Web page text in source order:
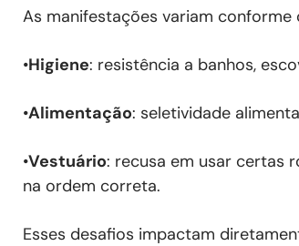
As manifestações variam conforme
•Higiene: resistência a banhos,
•Alimentação: seletividade
•Vestuário: recusa em usar certas
na ordem correta.
Esses desafios impactam